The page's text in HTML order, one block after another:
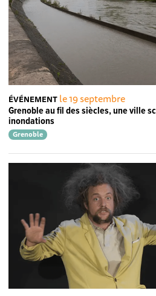
ÉVÉNEMENT le 19 septembre
Grenoble au fil des siècles, une ville
inondations
Grenoble